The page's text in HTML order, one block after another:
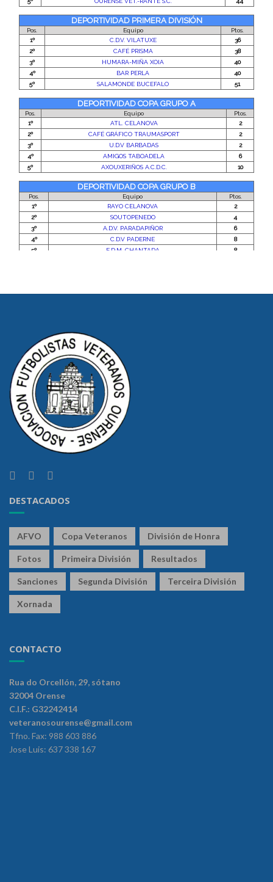
DESTACADOS
AFVO Copa Veteranos División de Honra
Fotos Primeira División Resultados
Sanciones Segunda División Terceira División
Xornada
CONTACTO
Rua do Orcellón, 29, sótano
32004 Orense
C.I.F.: G32242414
veteranosourense@gmail.com
Tfno. Fax: 988 603 886
Jose Luis: 637 338 167